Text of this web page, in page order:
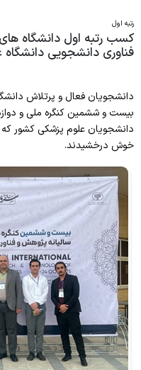
شرح وظایف معاون
اولویت‌های تحقیقاتی سایر
دوره دکتری تخصصی
دبیرخانه ثبت بيماريها و
دانشگاه
مدیریت اطلاع‌رسانی و تامین
معرفی مدیر
وب سایت مدیریت
کتابخانه دیجیتال دانشگاه
فرآیند بررسی طرح در کارگروه
فرآیند رسیدگی به شکایات
کمیته منتخب معاونت
چک لیست ارتقاء اعضای
آیین نامه های ارتقاء
فرم های تاییدیه مقالات جهت
کمیته ترفیع پایه
فرم های ترفیع پایه
جدول محاسبه امتیازات
فرم درخواست پایه تشویقی
رتبه اول
کسب رتبه اول دانشگاه
فناوری دانشجویی دانشگاه
دانشجویان فعال و پرتلاش
بیست و ششمین کنگره ملی و
خوش درخشیدند.